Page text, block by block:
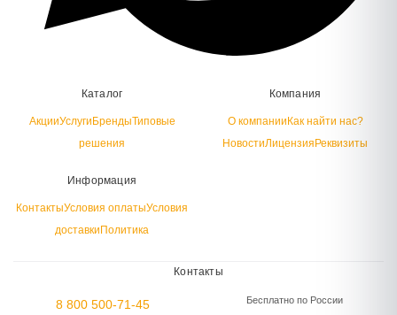
Каталог
АкцииУслуги БрендыТиповые
решения
Компания
О компании Как найти нас?
НовостиЛицензия Реквизиты
Информация
КонтактыУсловия оплатыУсловия
доставки Политика
Контакты
8 800 500-71-45 Бесплатно по России